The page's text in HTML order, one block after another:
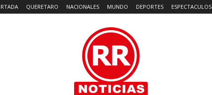
QUERETARO NACIONALES MUNDO DEPORTES ESPECTACULOS